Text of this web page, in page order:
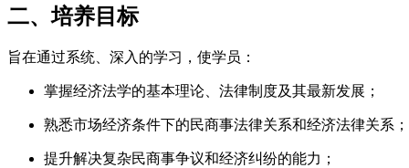
二、培养目标
旨在通过系统、深入的学习，使学员：
掌握经济法学的基本理论、法律制度及其最新发展；
熟悉市场经济条件下的民商事法律关系和经济法律关系；
提升解决复杂民商事争议和经济纠纷的能力；